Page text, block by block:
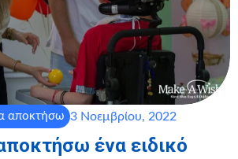
αποκτήσω 3 Νοεμβρίου, 2022
ένα ειδικό